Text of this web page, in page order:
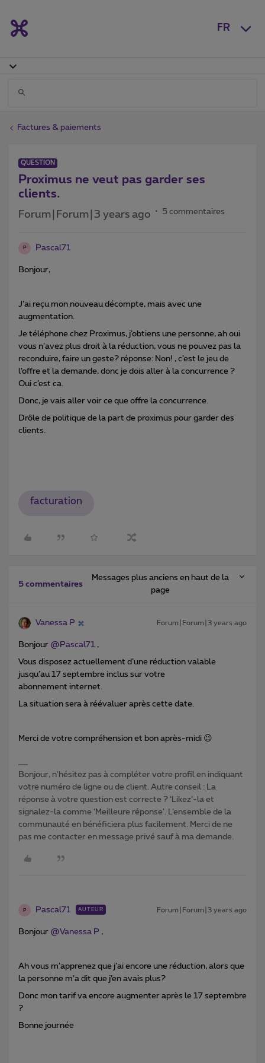
FR
Factures & paiements
QUESTION
Proximus ne veut pas garder ses
clients.
Forum|Forum|3 years ago 5 commentaires
P Pascal71
Bonjour,
J’ai reçu mon nouveau décompte, mais avec une
augmentation.
Je téléphone chez Proximus, j’obtiens une personne, ah oui
vous n’avez plus droit à la réduction, vous ne pouvez pas la
reconduire, faire un geste? réponse: Non! , c’est le jeu de
l’offre et la demande, donc je dois aller à la concurrence ?
Oui c’est ca.
Donc, je vais aller voir ce que offre la concurrence.
Drôle de politique de la part de proximus pour garder des
clients.
facturation
5 commentaires
Messages plus anciens en haut de la
page
Vanessa P Forum|Forum|3 years ago
Bonjour @Pascal71 ,
Vous disposez actuellement d’une réduction valable
jusqu’au 17 septembre inclus sur votre
abonnement internet.
La situation sera à réévaluer après cette date.
Merci de votre compréhension et bon après-midi 😉
Bonjour, n'hésitez pas à compléter votre profil en indiquant
votre numéro de ligne ou de client. Autre conseil : La
réponse à votre question est correcte ? ‘Likez’-la et
signalez-la comme ‘Meilleure réponse’. L’ensemble de la
communauté en bénéficiera plus facilement. Merci de ne
pas me contacter en message privé sauf à ma demande.
P Pascal71 AUTEUR Forum|Forum|3 years ago
Bonjour @Vanessa P ,
Ah vous m’apprenez que j’ai encore une réduction, alors que
la personne m’a dit que j’en avais plus?
Donc mon tarif va encore augmenter après le 17 septembre
?
Bonne journée